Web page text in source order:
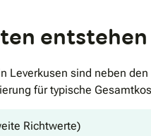
Leverkusen sind neben
für typische
Richtwerte)